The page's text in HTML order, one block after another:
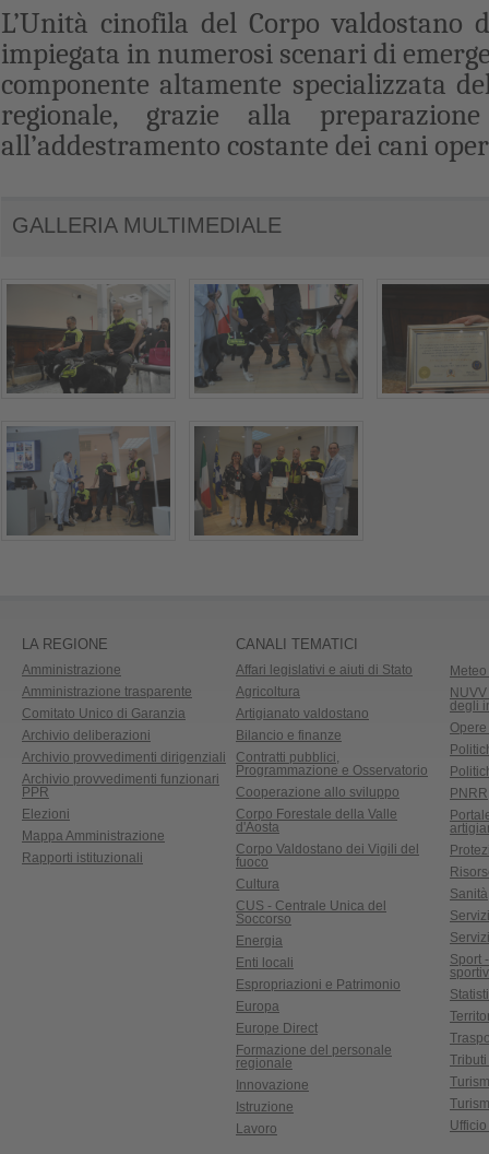
L’Unità cinofila del Corpo valdostano
impiegata in numerosi scenari di
componente altamente specializzata
regionale, grazie alla
all’addestramento costante dei cani
GALLERIA MULTIMEDIALE
LA REGIONE
Amministrazione
Amministrazione trasparente
Comitato Unico di Garanzia
Archivio deliberazioni
Archivio provvedimenti dirigenziali
Archivio provvedimenti funzionari
PPR
Elezioni
Mappa Amministrazione
Rapporti istituzionali
CANALI TEMATICI
Affari legislativi e aiuti di Stato
Agricoltura
Artigianato valdostano
Bilancio e finanze
Contratti pubblici,
Programmazione e Osservatorio
Cooperazione allo sviluppo
Corpo Forestale della Valle
d'Aosta
Corpo Valdostano dei Vigili del
fuoco
Cultura
CUS - Centrale Unica del
Soccorso
Energia
Enti locali
Espropriazioni e Patrimonio
Europa
Europe Direct
Formazione del personale
regionale
Innovazione
Istruzione
Lavoro
degli
PNRR
Sanità
Sport